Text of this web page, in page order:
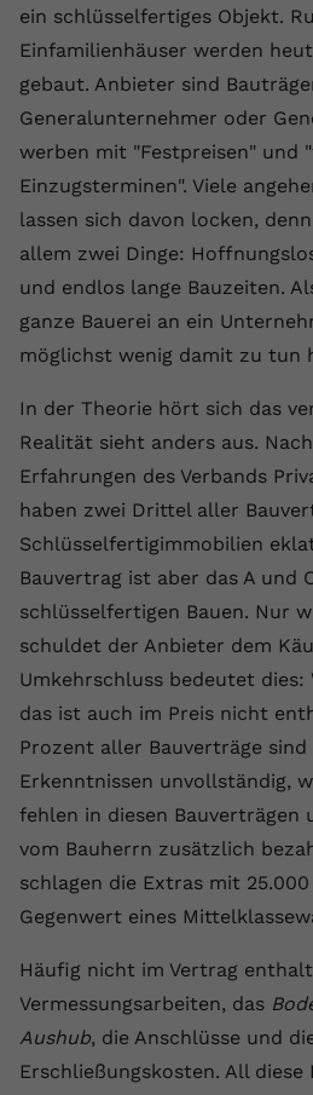
ein schlüsselfertiges Objekt.
Einfamilienhäuser werden
gebaut. Anbieter sind
Generalunternehmer oder
werben mit "Festpreisen" und
Einzugsterminen". Viele
lassen sich davon locken,
allem zwei Dinge:
und endlos lange Bauzeiten.
ganze Bauerei an ein
möglichst wenig damit zu tun
In der Theorie hört sich das
Realität sieht anders aus.
Erfahrungen des Verbands
haben zwei Drittel aller
Schlüsselfertigimmobilien
Bauvertrag ist aber das A und
schlüsselfertigen Bauen. Nur
schuldet der Anbieter dem
Umkehrschluss bedeutet
das ist auch im Preis nicht
Prozent aller Bauverträge sind
Erkenntnissen unvollständig,
fehlen in diesen Bauverträgen
vom Bauherrn zusätzlich
schlagen die Extras mit
Gegenwert eines
Häufig nicht im Vertrag
Vermessungsarbeiten, das
Aushub, die Anschlüsse und
Erschließungskosten. All diese
Laufzeit 1 Jahr
Dieser Wert
Einstellungen.
zufällig
vorgenommen
Webseiten-
hat.
Name fe_typo_user
Anbieter VPB.de
Laufzeit Session
Zweck
Dieses Cookie
Speicherung von
Zweck
Informationen
Website zu
Name _gcl au
Anbieter Google Ads
Laufzeit 90 Tage
Wird von Google
Conversion-
Werbeklicks der
Website
Cookie-
Externe Inhalte
um Ihnen zusätzliche
Name vuid
Anbieter vimeo.com
Laufzeit 2 Jahre
Vimeo installiert
Tracking-
Einbetten von
setzt.
Name CONSENT
Anbieter youtube.com
Laufzeit 2 Jahre
Zweck
YouTube setzt
eingebettete
Name yt-remote-
Anbieter Youtube.com
Laufzeit Session
Zweck
YouTube setzt
speichern, der
Videos
Cookie-